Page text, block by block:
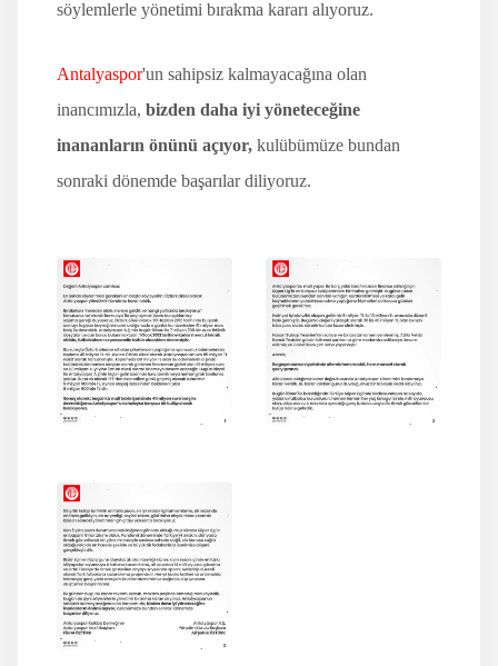
söylemlerle yönetimi bırakma kararı alıyoruz.
Antalyaspor'un sahipsiz kalmayacağına olan
inancımızla, bizden daha iyi yöneteceğine
inananların önünü açıyor, kulübümüze bundan
sonraki dönemde başarılar diliyoruz.